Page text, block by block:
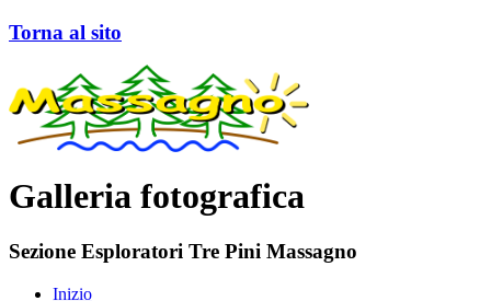
Torna al sito
Galleria fotografica
Sezione Esploratori Tre Pini Massagno
Inizio